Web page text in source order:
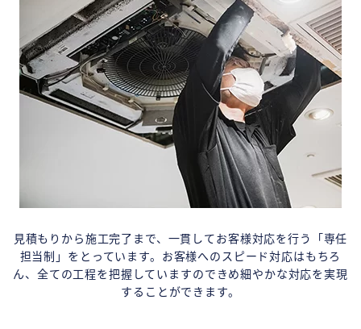
見積もりから施工完了まで、一貫してお客様対応を行う「専任
担当制」をとっています。お客様へのスピード対応はもちろ
ん、全ての工程を把握していますのできめ細やかな対応を実現
することができます。